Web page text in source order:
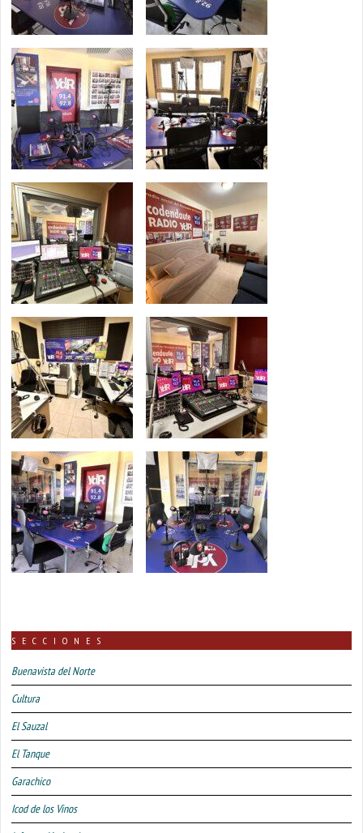
SECCIONES
Buenavista del Norte
Cultura
El Sauzal
El Tanque
Garachico
Icod de los Vinos